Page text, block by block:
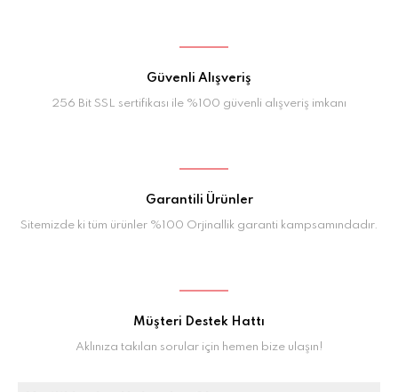
Güvenli Alışveriş
256 Bit SSL sertifikası ile %100 güvenli alışveriş imkanı
Garantili Ürünler
Sitemizde ki tüm ürünler %100 Orjinallik garanti kampsamındadır.
Müşteri Destek Hattı
Aklınıza takılan sorular için hemen bize ulaşın!